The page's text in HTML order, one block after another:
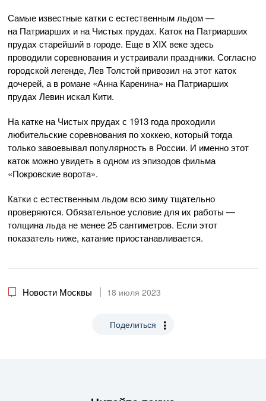
Самые известные катки с естественным льдом —
на Патриарших и на Чистых прудах. Каток на Патриарших
прудах старейший в городе. Еще в XIX веке здесь
проводили соревнования и устраивали праздники. Согласно
городской легенде, Лев Толстой привозил на этот каток
дочерей, а в романе «Анна Каренина» на Патриарших
прудах Левин искал Кити.
На катке на Чистых прудах с 1913 года проходили
любительские соревнования по хоккею, который тогда
только завоевывал популярность в России. И именно этот
каток можно увидеть в одном из эпизодов фильма
«Покровские ворота».
Катки с естественным льдом всю зиму тщательно
проверяются. Обязательное условие для их работы —
толщина льда не менее 25 сантиметров. Если этот
показатель ниже, катание приостанавливается.
Новости Москвы 18 июля 2023
Поделиться